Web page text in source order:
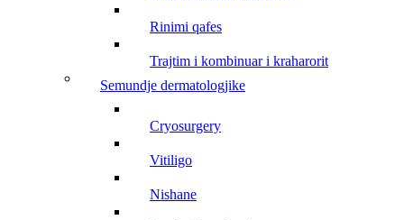
rinimi qafes
trajtim i kombinuar i kraharorit
semundje dermatologjike
cryosurgery
vitiligo
nishane